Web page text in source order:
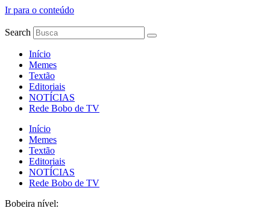
Ir para o conteúdo
Search
Início
Memes
Textão
Editoriais
NOTÍCIAS
Rede Bobo de TV
Início
Memes
Textão
Editoriais
NOTÍCIAS
Rede Bobo de TV
Bobeira nível: